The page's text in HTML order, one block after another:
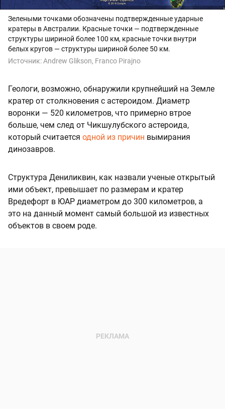
Зелеными точками обозначены подтвержденные ударные
кратеры в Австралии. Красные точки — подтвержденные
структуры шириной более 100 км, красные точки внутри
белых кругов — структуры шириной более 50 км.
Источник:Andrew Glikson, Franco Pirajno
Геологи, возможно, обнаружили крупнейший на Земле
кратер от столкновения с астероидом. Диаметр
воронки — 520 километров, что примерно втрое
больше, чем след от Чикшулубского астероида,
который считается одной из причин вымирания
динозавров.
Структура Дениликвин, как назвали ученые открытый
ими объект, превышает по размерам и кратер
Вредефорт в ЮАР диаметром до 300 километров, а
это на данный момент самый большой из известных
объектов в своем роде.